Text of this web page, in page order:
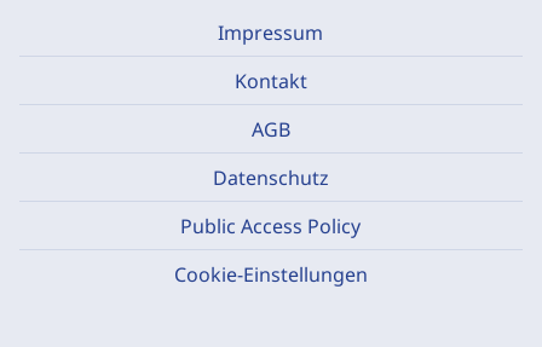
Impressum
Kontakt
AGB
Datenschutz
Public Access Policy
Cookie-Einstellungen